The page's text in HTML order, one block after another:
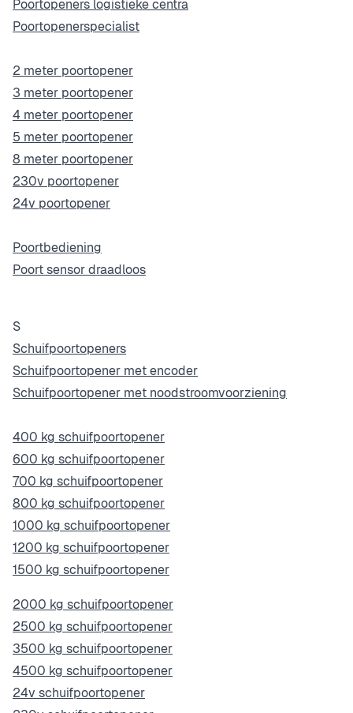
Poortopeners logistieke centra
Poortopenerspecialist
2 meter poortopener
3 meter poortopener
4 meter poortopener
5 meter poortopener
8 meter poortopener
230v poortopener
24v poortopener
Poortbediening
Poort sensor draadloos
S
Schuifpoortopeners
Schuifpoortopener met encoder
Schuifpoortopener met noodstroomvoorziening
400 kg schuifpoortopener
600 kg schuifpoortopener
700 kg schuifpoortopener
800 kg schuifpoortopener
1000 kg schuifpoortopener
1200 kg schuifpoortopener
1500 kg schuifpoortopener
2000 kg schuifpoortopener
2500 kg schuifpoortopener
3500 kg schuifpoortopener
4500 kg schuifpoortopener
24v schuifpoortopener